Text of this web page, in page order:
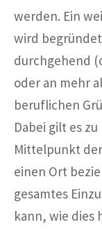
werden. Ein
wird
durchgehend
oder an mehr
beruflichen
Dabei gilt es
Mittelpunkt
einen Ort
gesamtes
kann, wie dies